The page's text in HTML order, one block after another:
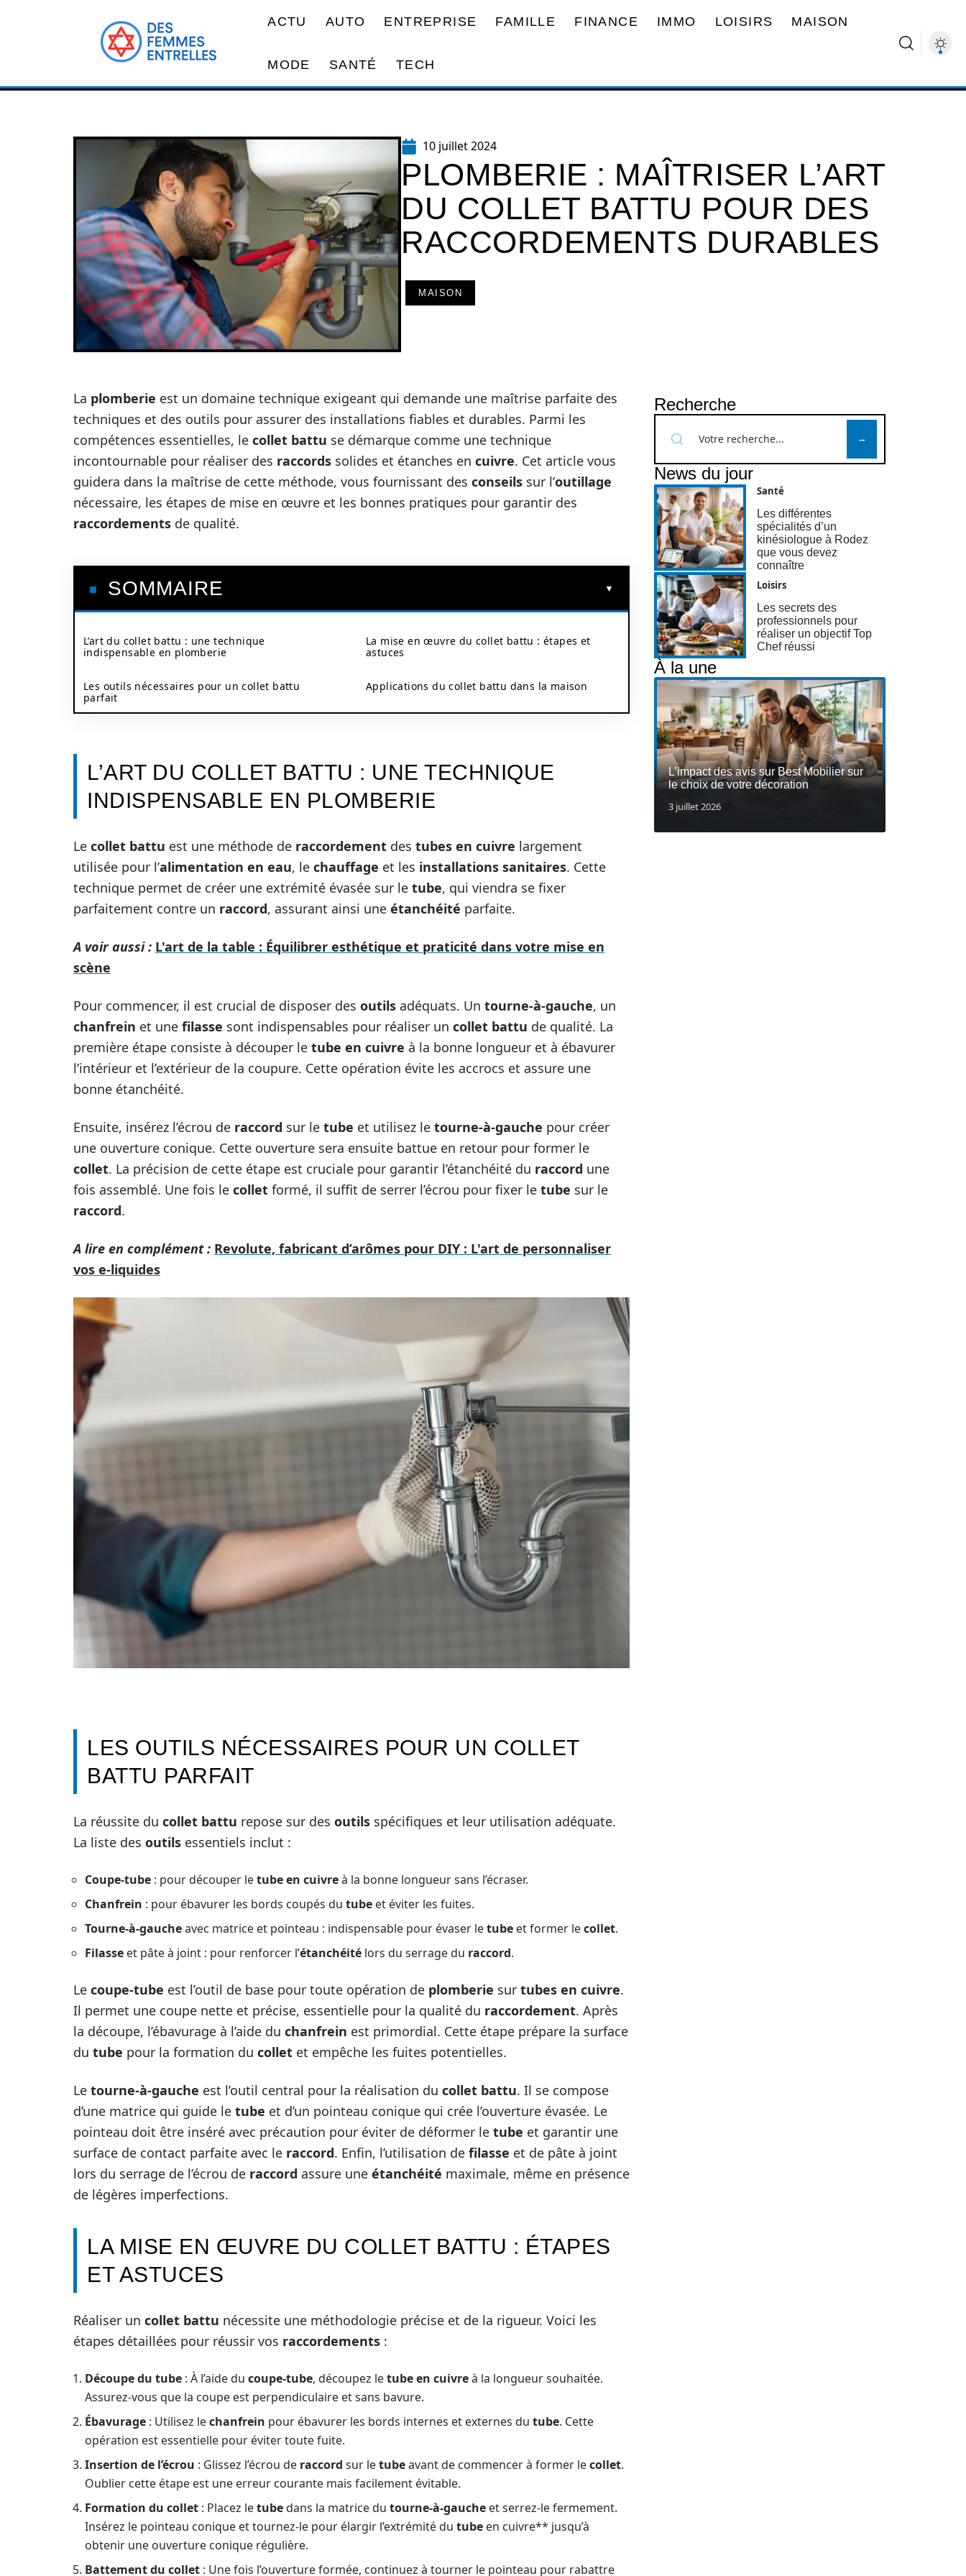
ACTU AUTO ENTREPRISE FAMILLE FINANCE IMMO LOISIRS MAISON
MODE SANTÉ TECH
10 juillet 2024
PLOMBERIE : MAÎTRISER L’ART
DU COLLET BATTU POUR DES
RACCORDEMENTS DURABLES
MAISON
La plomberie est un domaine technique exigeant qui demande une maîtrise parfaite des
techniques et des outils pour assurer des installations fiables et durables. Parmi les
compétences essentielles, le collet battu se démarque comme une technique
incontournable pour réaliser des raccords solides et étanches en cuivre. Cet article vous
guidera dans la maîtrise de cette méthode, vous fournissant des conseils sur l’outillage
nécessaire, les étapes de mise en œuvre et les bonnes pratiques pour garantir des
raccordements de qualité.
SOMMAIRE
L’art du collet battu : une technique
indispensable en plomberie
Les outils nécessaires pour un collet battu
parfait
La mise en œuvre du collet battu : étapes et
astuces
Applications du collet battu dans la maison
L’ART DU COLLET BATTU : UNE TECHNIQUE
INDISPENSABLE EN PLOMBERIE
Le collet battu est une méthode de raccordement des tubes en cuivre largement
utilisée pour l’alimentation en eau, le chauffage et les installations sanitaires. Cette
technique permet de créer une extrémité évasée sur le tube, qui viendra se fixer
parfaitement contre un raccord, assurant ainsi une étanchéité parfaite.
A voir aussi : L'art de la table : Équilibrer esthétique et praticité dans votre mise en
scène
Pour commencer, il est crucial de disposer des outils adéquats. Un tourne-à-gauche, un
chanfrein et une filasse sont indispensables pour réaliser un collet battu de qualité. La
première étape consiste à découper le tube en cuivre à la bonne longueur et à ébavurer
l’intérieur et l’extérieur de la coupure. Cette opération évite les accrocs et assure une
bonne étanchéité.
Ensuite, insérez l’écrou de raccord sur le tube et utilisez le tourne-à-gauche pour créer
une ouverture conique. Cette ouverture sera ensuite battue en retour pour former le
collet. La précision de cette étape est cruciale pour garantir l’étanchéité du raccord une
fois assemblé. Une fois le collet formé, il suffit de serrer l’écrou pour fixer le tube sur le
raccord.
A lire en complément : Revolute, fabricant d’arômes pour DIY : L'art de personnaliser
vos e-liquides
LES OUTILS NÉCESSAIRES POUR UN COLLET
BATTU PARFAIT
La réussite du collet battu repose sur des outils spécifiques et leur utilisation adéquate.
La liste des outils essentiels inclut :
Coupe-tube : pour découper letube en cuivreà la bonne longueur sans l’écraser.
Chanfrein : pour ébavurer les bords coupés du tube et éviter les fuites.
Tourne-à-gaucheavec matrice et pointeau : indispensable pour évaser letube et former lecollet.
Filasse et pâte à joint : pour renforcer l’étanchéité lors du serrage du raccord.
Le coupe-tube est l’outil de base pour toute opération de plomberie sur tubes en cuivre.
Il permet une coupe nette et précise, essentielle pour la qualité du raccordement. Après
la découpe, l’ébavurage à l’aide du chanfrein est primordial. Cette étape prépare la surface
du tube pour la formation du collet et empêche les fuites potentielles.
Le tourne-à-gauche est l’outil central pour la réalisation du collet battu. Il se compose
d’une matrice qui guide le tube et d’un pointeau conique qui crée l’ouverture évasée. Le
pointeau doit être inséré avec précaution pour éviter de déformer le tube et garantir une
surface de contact parfaite avec le raccord. Enfin, l’utilisation de filasse et de pâte à joint
lors du serrage de l’écrou de raccord assure une étanchéité maximale, même en présence
de légères imperfections.
LA MISE EN ŒUVRE DU COLLET BATTU : ÉTAPES
ET ASTUCES
Réaliser un collet battu nécessite une méthodologie précise et de la rigueur. Voici les
étapes détaillées pour réussir vos raccordements :
Découpe du tube : À l’aide du coupe-tube, découpez letube en cuivreà la longueur souhaitée.
Assurez-vous que la coupe est perpendiculaire et sans bavure.
Ébavurage : Utilisez lechanfrein pour ébavurer les bords internes et externes du tube. Cette
opération est essentielle pour éviter toute fuite.
Insertion de l’écrou : Glissez l’écrou de raccord sur letubeavant de commencer à former lecollet.
Oublier cette étape est une erreur courante mais facilement évitable.
Formation du collet : Placez letubedans la matrice du tourne-à-gauche et serrez-le fermement.
Insérez le pointeau conique et tournez-le pour élargir l’extrémité du tube en cuivre** jusqu’à
obtenir une ouverture conique régulière.
Battement du collet : Une fois l’ouverture formée, continuez à tourner le pointeau pour rabattre
Recherche
News du jour
Santé
Les différentes
spécialités d’un
kinésiologue à Rodez
que vous devez
connaître
Loisirs
Les secrets des
professionnels pour
réaliser un objectif Top
Chef réussi
À la une
L’impact des avis sur Best Mobilier sur
le choix de votre décoration
3 juillet 2026